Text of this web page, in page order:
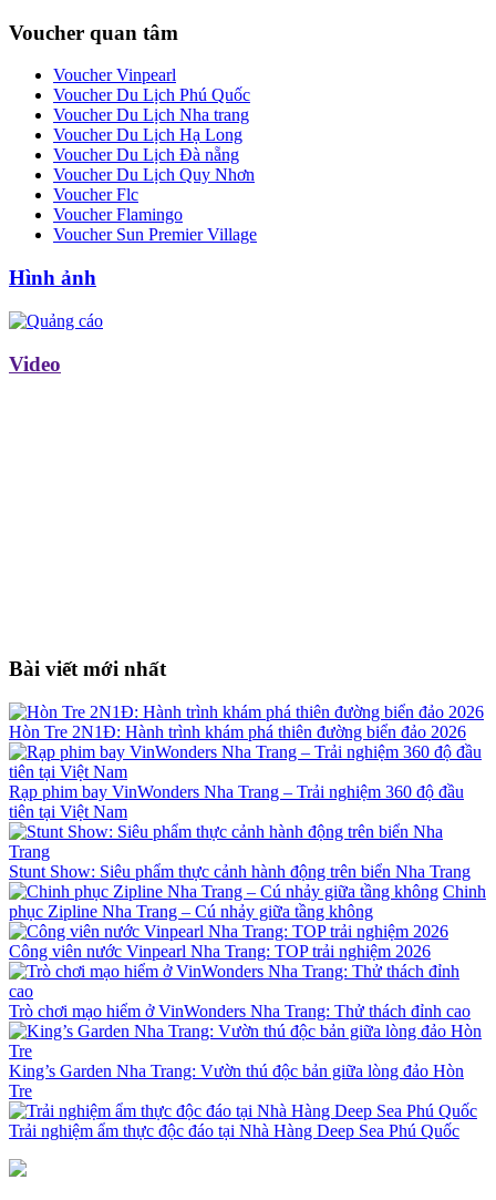
Voucher quan tâm
Voucher Vinpearl
Voucher Du Lịch Phú Quốc
Voucher Du Lịch Nha trang
Voucher Du Lịch Hạ Long
Voucher Du Lịch Đà nẵng
Voucher Du Lịch Quy Nhơn
Voucher Flc
Voucher Flamingo
Voucher Sun Premier Village
Hình ảnh
Video
Bài viết mới nhất
Hòn Tre 2N1Đ: Hành trình khám phá thiên đường biển đảo 2026
Rạp phim bay VinWonders Nha Trang – Trải nghiệm 360 độ đầu
tiên tại Việt Nam
Stunt Show: Siêu phẩm thực cảnh hành động trên biển Nha Trang
Chinh
phục Zipline Nha Trang – Cú nhảy giữa tầng không
Công viên nước Vinpearl Nha Trang: TOP trải nghiệm 2026
Trò chơi mạo hiểm ở VinWonders Nha Trang: Thử thách đỉnh cao
King’s Garden Nha Trang: Vườn thú độc bản giữa lòng đảo Hòn
Tre
Trải nghiệm ẩm thực độc đáo tại Nhà Hàng Deep Sea Phú Quốc